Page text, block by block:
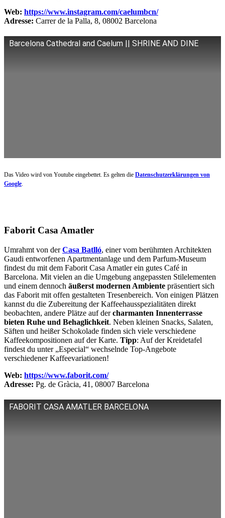
Web: https://www.instagram.com/caelumbcn/
Adresse: Carrer de la Palla, 8, 08002 Barcelona
Barcelona Cathedral and Caelum || SHRINE AND DINE
Das Video wird von Youtube eingebettet. Es gelten die Datenschutzerklärungen von
Google.
Faborit Casa Amatler
Umrahmt von derCasa Batlló, einer vom berühmten Architekten
Gaudi entworfenen Apartmentanlage und dem Parfum-Museum
findest du mit dem Faborit Casa Amatler ein gutes Café in
Barcelona. Mit vielen an die Umgebung angepassten Stilelementen
und einem dennoch äußerst modernen Ambiente präsentiert sich
das Faborit mit offen gestalteten Tresenbereich. Von einigen Plätzen
kannst du die Zubereitung der Kaffeehausspezialitäten direkt
beobachten, andere Plätze auf dercharmanten Innenterrasse
bieten Ruhe und Behaglichkeit. Neben kleinen Snacks, Salaten,
Säften und heißer Schokolade finden sich viele verschiedene
Kaffeekompositionen auf der Karte. Tipp: Auf der Kreidetafel
findest du unter „Especial“ wechselnde Top-Angebote
verschiedener Kaffeevariationen!
Web: https://www.faborit.com/
Adresse: Pg. de Gràcia, 41, 08007 Barcelona
FABORIT CASA AMATLER BARCELONA